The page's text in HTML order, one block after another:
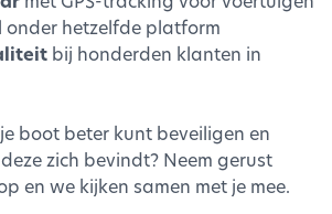
onder hetzelfde platform
bij honderden klanten in
boot beter kunt beveiligen en
zich bevindt? Neem gerust
en we kijken samen met je mee.